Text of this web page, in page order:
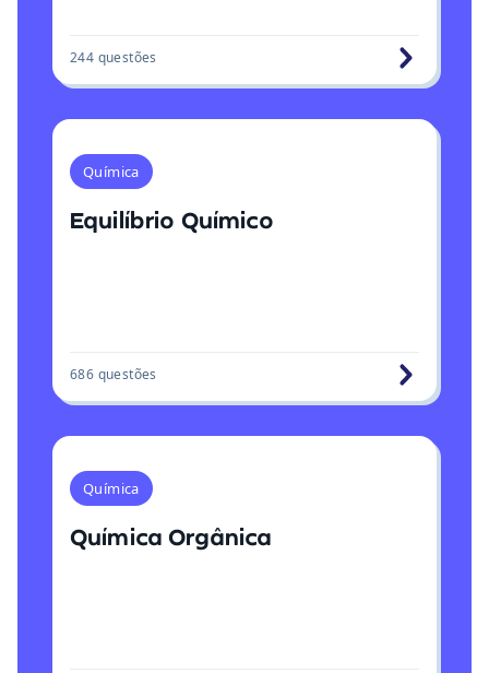
244 questões
Química
Equilíbrio Químico
686 questões
Química
Química Orgânica